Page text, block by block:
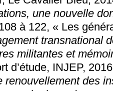
une nouvelle
à 122, « Les
transnational
militantes et
d’étude, INJEP,
renouvellement des